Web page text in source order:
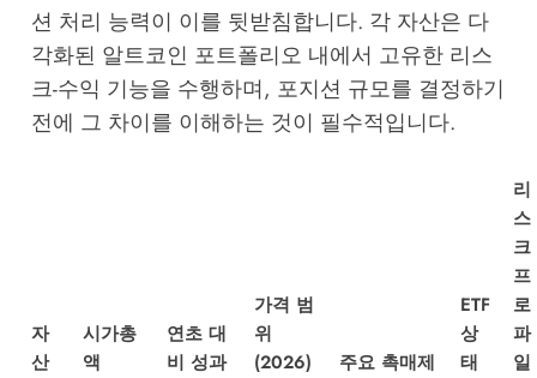
션 처리 능력이 이를 뒷받침합니다. 각 자산은 다
각화된 알트코인 포트폴리오 내에서 고유한 리스
크-수익 기능을 수행하며, 포지션 규모를 결정하기
전에 그 차이를 이해하는 것이 필수적입니다.
자
산
시가총
액
연초 대
비 성과
가격 범
위
(2026)
주요 촉매제
ETF
상
태
리
스
크
프
로
파
일